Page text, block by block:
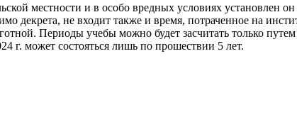
местности и в особо вредных условиях установлен он
декрета, не входит также и время, потраченное на
Периоды учебы можно будет засчитать только
г. может состояться лишь по прошествии 5 лет.